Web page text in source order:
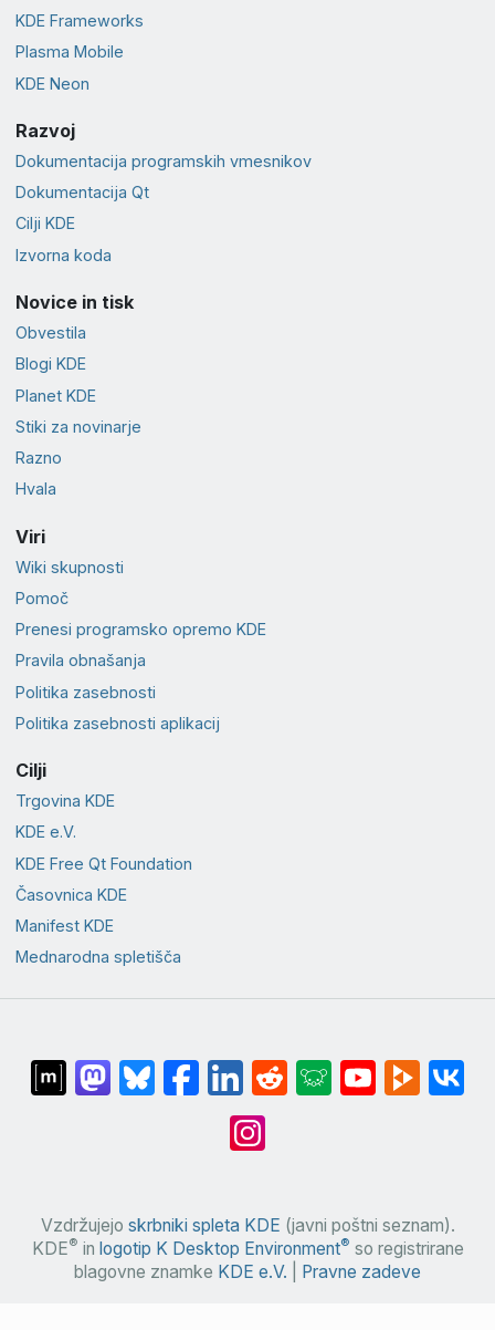
KDE Frameworks
Plasma Mobile
KDE Neon
Razvoj
Dokumentacija programskih vmesnikov
Dokumentacija Qt
Cilji KDE
Izvorna koda
Novice in tisk
Obvestila
Blogi KDE
Planet KDE
Stiki za novinarje
Razno
Hvala
Viri
Wiki skupnosti
Pomoč
Prenesi programsko opremo KDE
Pravila obnašanja
Politika zasebnosti
Politika zasebnosti aplikacij
Cilji
Trgovina KDE
KDE e.V.
KDE Free Qt Foundation
Časovnica KDE
Manifest KDE
Mednarodna spletišča
Vzdržujejo skrbniki spleta KDE (javni poštni seznam).
KDE® in logotip K Desktop Environment® so registrirane
blagovne znamke KDE e.V. Pravne zadeve